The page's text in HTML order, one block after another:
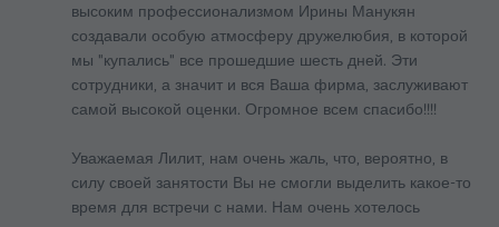
высоким профессионализмом Ирины Манукян
создавали особую атмосферу дружелюбия, в которой
мы "купались" все прошедшие шесть дней. Эти
сотрудники, а значит и вся Ваша фирма, заслуживают
самой высокой оценки. Огромное всем спасибо!!!!
Уважаемая Лилит, нам очень жаль, что, вероятно, в
силу своей занятости Вы не смогли выделить какое-то
время для встречи с нами. Нам очень хотелось